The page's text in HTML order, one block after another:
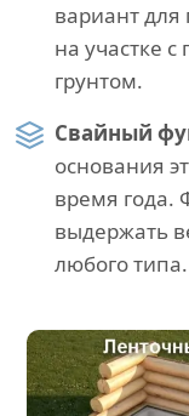
вариант
на участке
грунтом.
Свайный
основания
время года.
выдержать
любого типа.